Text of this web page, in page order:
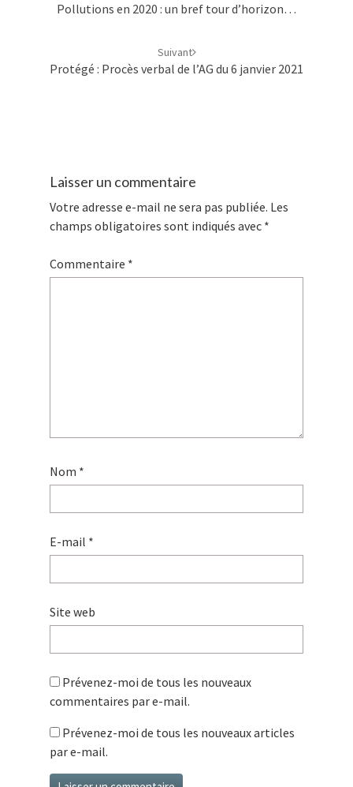
Pollutions en 2020 : un bref tour d’horizon…
Suivant
Protégé : Procès verbal de l’AG du 6 janvier 2021
Laisser un commentaire
Votre adresse e-mail ne sera pas publiée. Les
champs obligatoires sont indiqués avec *
Commentaire *
Nom *
E-mail *
Site web
Prévenez-moi de tous les nouveaux
commentaires par e-mail.
Prévenez-moi de tous les nouveaux articles
par e-mail.